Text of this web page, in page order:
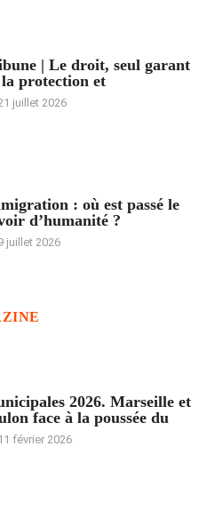
| Le droit, seul garant
protection et
juillet 2026
: où est passé le
d’humanité ?
juillet 2026
2026. Marseille et
face à la poussée du
février 2026